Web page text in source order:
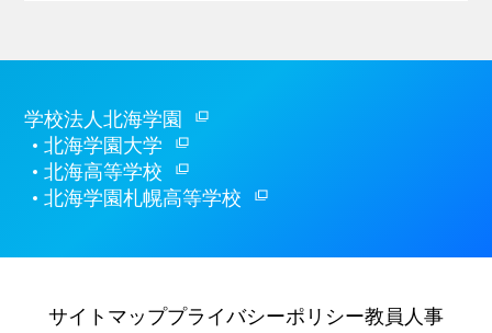
学校法人北海学園
北海学園大学
北海高等学校
北海学園札幌高等学校
サイトマッププライバシーポリシー教員人事